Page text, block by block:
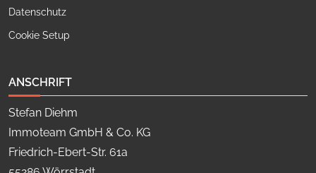
Datenschutz
Cookie Setup
ANSCHRIFT
Stefan Diehm
Immoteam GmbH & Co. KG
Friedrich-Ebert-Str. 61a